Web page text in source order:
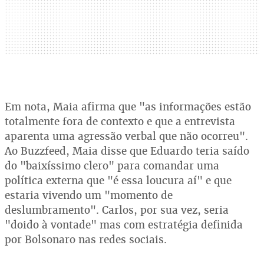
Em nota, Maia afirma que "as informações estão
totalmente fora de contexto e que a entrevista
aparenta uma agressão verbal que não ocorreu".
Ao Buzzfeed, Maia disse que Eduardo teria saído
do "baixíssimo clero" para comandar uma
política externa que "é essa loucura aí" e que
estaria vivendo um "momento de
deslumbramento". Carlos, por sua vez, seria
"doido à vontade" mas com estratégia definida
por Bolsonaro nas redes sociais.